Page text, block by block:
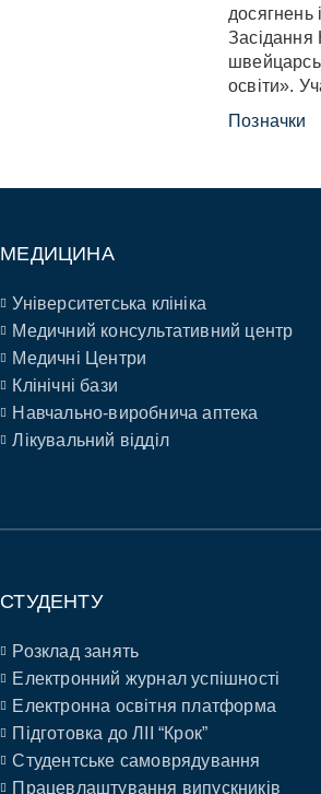
досягнень
Засідання
освіти».
Позначки
МЕДИЦИНА
Університетська клініка
Медичний консультативний центр
Медичні Центри
Клінічні бази
Навчально-виробнича аптека
Лікувальний відділ
СТУДЕНТУ
Розклад занять
Електронний журнал успішності
Електронна освітня платформа
Підготовка до ЛІІ “Крок”
Студентське самоврядування
Працевлаштування випускників